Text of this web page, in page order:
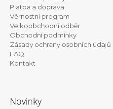
Platba a doprava
Věrnostní program
Velkoobchodní odběr
Obchodní podmínky
Zásady ochrany osobních údajů
FAQ
Kontakt
Novinky